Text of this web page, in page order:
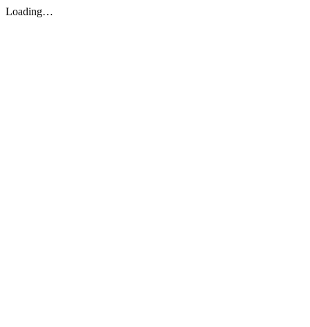
Loading…